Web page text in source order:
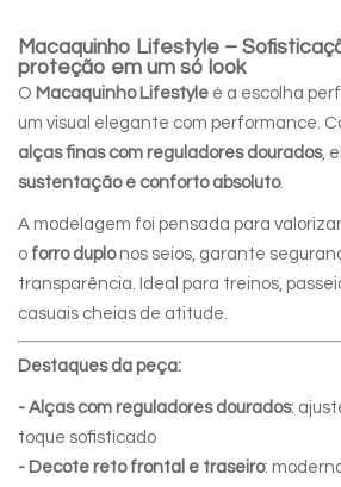
Macaquinho Lifestyle –
proteção em um só look
O Macaquinho Lifestyle é a escolha
um visual elegante com performance.
alças finas com reguladores dourados,
sustentação e conforto absoluto.
A modelagem foi pensada para
o forro duplonos seios, garante
transparência. Ideal para treinos,
casuais cheias de atitude.
Destaques da peça:
- Alças com reguladores dourados:
toque sofisticado
- Decote reto frontal e traseiro: